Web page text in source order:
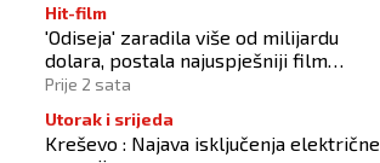
Hit-film
'Odiseja' zaradila više od milijardu
dolara, postala najuspješniji film
Christophera Nolana
Prije 2 sata
Utorak i srijeda
Kreševo : Najava isključenja električne